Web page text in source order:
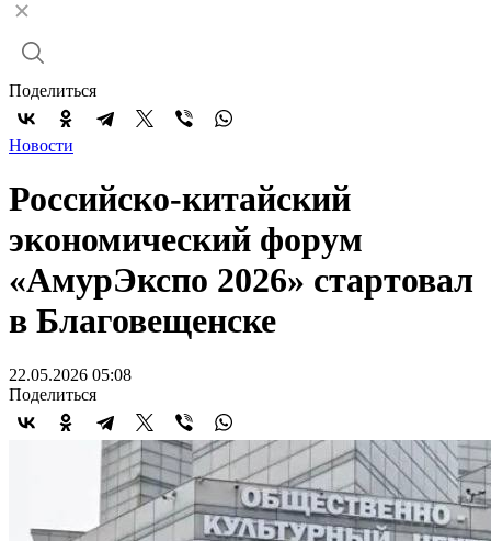
Поделиться
Новости
Российско-китайский
экономический форум
«АмурЭкспо 2026» стартовал
в Благовещенске
22.05.2026 05:08
Поделиться